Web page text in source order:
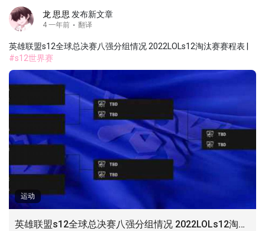
龙 思思 发布新文章
4 一年前 · 翻译
英雄联盟s12全球总决赛八强分组情况 2022LOLs12淘汰赛赛程表 |
#s12世界赛
运动
英雄联盟s12全球总决赛八强分组情况 2022LOLs12淘汰赛赛程表